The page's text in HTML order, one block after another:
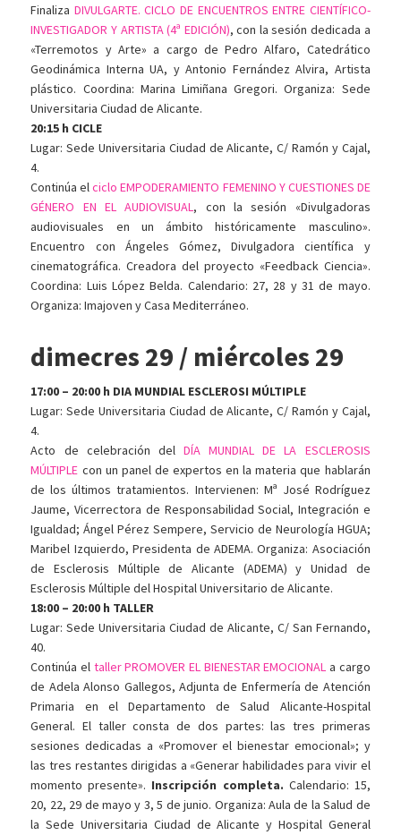
Finaliza DIVULGARTE. CICLO DE ENCUENTROS ENTRE CIENTÍFICO-
INVESTIGADOR Y ARTISTA (4ª EDICIÓN), con la sesión dedicada a
«Terremotos y Arte» a cargo de Pedro Alfaro, Catedrático
Geodinámica Interna UA, y Antonio Fernández Alvira, Artista
plástico. Coordina: Marina Limiñana Gregori. Organiza: Sede
Universitaria Ciudad de Alicante.
20:15 h CICLE
Lugar: Sede Universitaria Ciudad de Alicante, C/ Ramón y Cajal,
4.
Continúa elciclo EMPODERAMIENTO FEMENINO Y CUESTIONES DE
GÉNERO EN EL AUDIOVISUAL, con la sesión «Divulgadoras
audiovisuales en un ámbito históricamente masculino».
Encuentro con Ángeles Gómez, Divulgadora científica y
cinematográfica. Creadora del proyecto «Feedback Ciencia».
Coordina: Luis López Belda. Calendario: 27, 28 y 31 de mayo.
Organiza: Imajoven y Casa Mediterráneo.
dimecres 29 / miércoles 29
17:00 – 20:00 h DIA MUNDIAL ESCLEROSI MÚLTIPLE
Lugar: Sede Universitaria Ciudad de Alicante, C/ Ramón y Cajal,
4.
Acto de celebración del DÍA MUNDIAL DE LA ESCLEROSIS
MÚLTIPLE con un panel de expertos en la materia que hablarán
de los últimos tratamientos. Intervienen: Mª José Rodríguez
Jaume, Vicerrectora de Responsabilidad Social, Integración e
Igualdad; Ángel Pérez Sempere, Servicio de Neurología HGUA;
Maribel Izquierdo, Presidenta de ADEMA. Organiza: Asociación
de Esclerosis Múltiple de Alicante (ADEMA) y Unidad de
Esclerosis Múltiple del Hospital Universitario de Alicante.
18:00 – 20:00 h TALLER
Lugar: Sede Universitaria Ciudad de Alicante, C/ San Fernando,
40.
Continúa el taller PROMOVER EL BIENESTAR EMOCIONAL a cargo
de Adela Alonso Gallegos, Adjunta de Enfermería de Atención
Primaria en el Departamento de Salud Alicante-Hospital
General. El taller consta de dos partes: las tres primeras
sesiones dedicadas a «Promover el bienestar emocional»; y
las tres restantes dirigidas a «Generar habilidades para vivir el
momento presente». Inscripción completa. Calendario: 15,
20, 22, 29 de mayo y 3, 5 de junio. Organiza: Aula de la Salud de
la Sede Universitaria Ciudad de Alicante y Hospital General